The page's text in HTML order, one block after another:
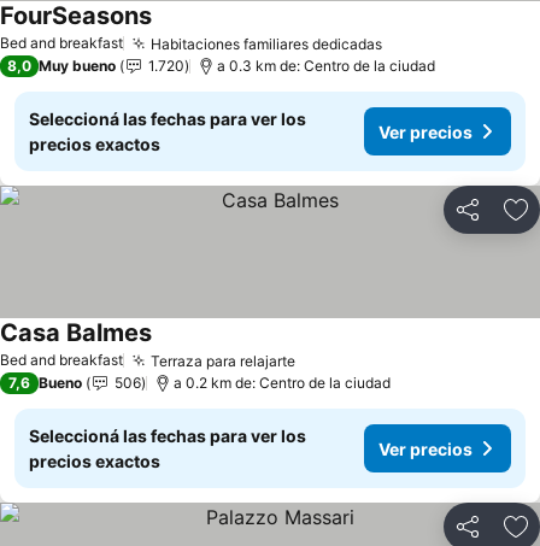
Bed and breakfast Habitaciones familiares dedicadasVer precios
FourSeasonsVer precios
8,0 Muy bueno 1.720 a 0.3 km de: Centro de la ciudad
Seleccioná las fechas para ver los
precios exactos
Ver precios
Compartir
Bed and breakfast Terraza para relajarteVer precios
Casa BalmesVer precios
7,6 Bueno 506 a 0.2 km de: Centro de la ciudad
Seleccioná las fechas para ver los
precios exactos
Ver precios
Compartir